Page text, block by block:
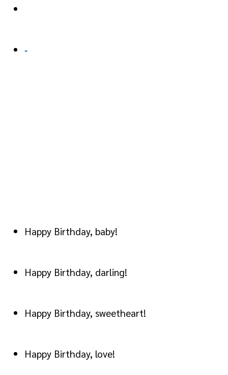
-
Happy Birthday, baby!
Happy Birthday, darling!
Happy Birthday, sweetheart!
Happy Birthday, love!